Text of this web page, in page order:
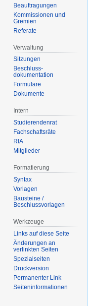
Beauftragungen
Kommissionen und
Gremien
Referate
Verwaltung
Sitzungen
Beschluss-
dokumentation
Formulare
Dokumente
Intern
Studierendenrat
Fachschaftsräte
RIA
Mitglieder
Formatierung
Syntax
Vorlagen
Bausteine /
Beschlussvorlagen
Werkzeuge
Links auf diese Seite
Änderungen an
verlinkten Seiten
Spezialseiten
Druckversion
Permanenter Link
Seiten­­informationen